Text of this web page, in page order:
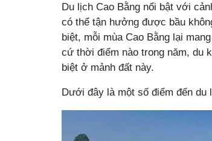
Du lịch Cao Bằng nổi bật với
có thể tận hưởng được bầu
biệt, mỗi mùa Cao Bằng lại
cứ thời điểm nào trong năm, du
biệt ở mảnh đất này.
Dưới đây là một số điểm đến du